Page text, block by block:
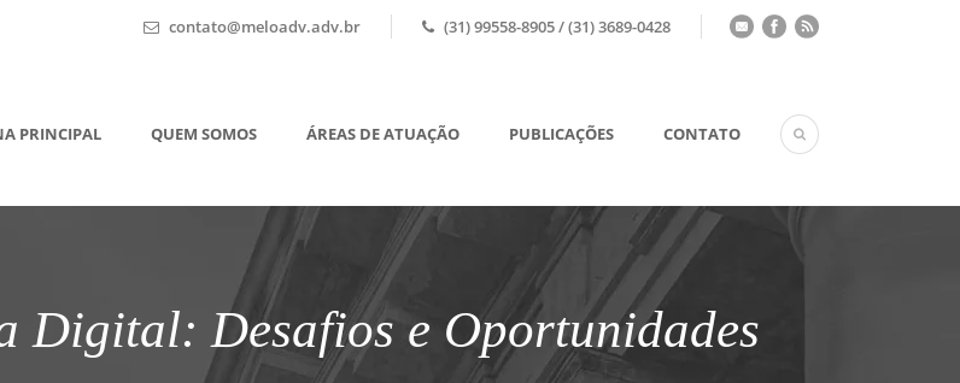
contato@meloadv.adv.br (31) 99558-8905 / (31) 3689-0428
PRINCIPAL QUEM SOMOS ÁREAS DE ATUAÇÃO PUBLICAÇÕES CONTATO
Digital: Desafios e Oportunidades